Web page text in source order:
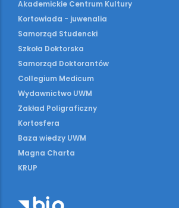
Akademickie Centrum Kultury
Kortowiada - juwenalia
Samorząd Studencki
Szkoła Doktorska
Samorząd Doktorantów
Collegium Medicum
Wydawnictwo UWM
Zakład Poligraficzny
Kortosfera
Baza wiedzy UWM
Magna Charta
KRUP